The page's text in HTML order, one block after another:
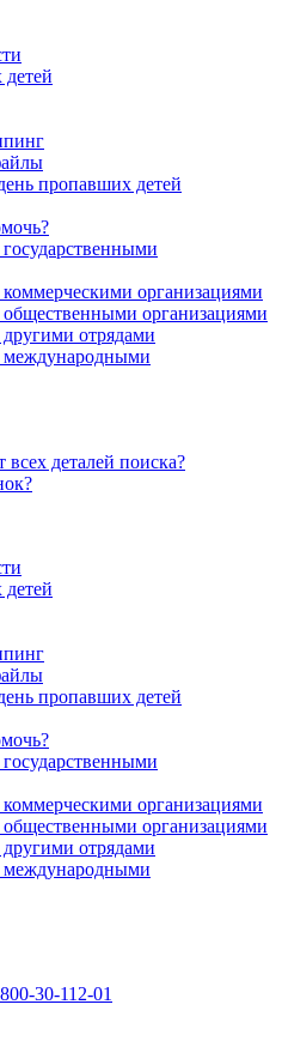
пропавших детей
организациями
общественными организациями
отрядами
международными
всех деталей поиска?
пропавших детей
организациями
общественными организациями
отрядами
международными
30-112-01